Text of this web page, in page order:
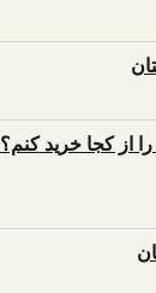
از کجا خرید کنم؟